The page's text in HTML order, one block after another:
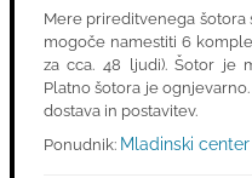
Mere prireditvenega šotora
mogoče namestiti 6
za cca. 48 ljudi). Šotor je
Platno šotora je
dostava in postavitev.
Ponudnik: Mladinski